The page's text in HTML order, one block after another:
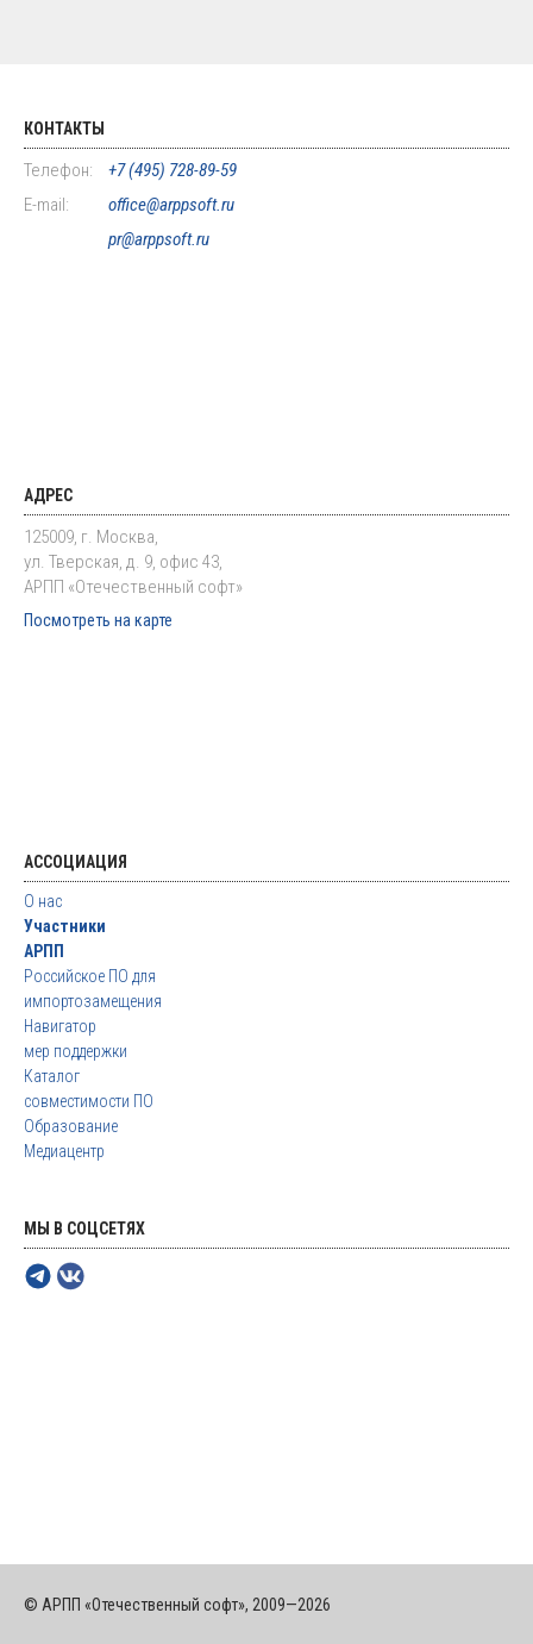
КОНТАКТЫ
Телефон:
+7 (495) 728-89-59
E-mail:
office@arppsoft.ru
pr@arppsoft.ru
АДРЕС
125009, г. Москва,
ул. Тверская, д. 9, офис 43,
АРПП «Отечественный софт»
Посмотреть на карте
АССОЦИАЦИЯ
О нас
Участники
АРПП
Российское ПО для
импортозамещения
Навигатор
мер поддержки
Каталог
совместимости ПО
Образование
Медиацентр
МЫ В СОЦСЕТЯХ
© АРПП «Отечественный софт», 2009—2026